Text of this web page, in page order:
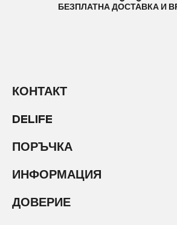
БЕЗПЛАТНА ДОСТАВКА И
КОНТАКТ
DELIFE
ПОРЪЧКА
ИНФОРМАЦИЯ
ДОВЕРИЕ